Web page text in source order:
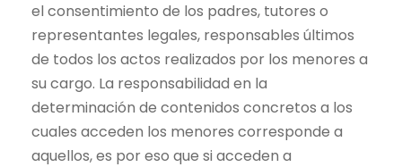
el consentimiento de los padres, tutores o
representantes legales, responsables últimos
de todos los actos realizados por los menores a
su cargo. La responsabilidad en la
determinación de contenidos concretos a los
cuales acceden los menores corresponde a
aquellos, es por eso que si acceden a